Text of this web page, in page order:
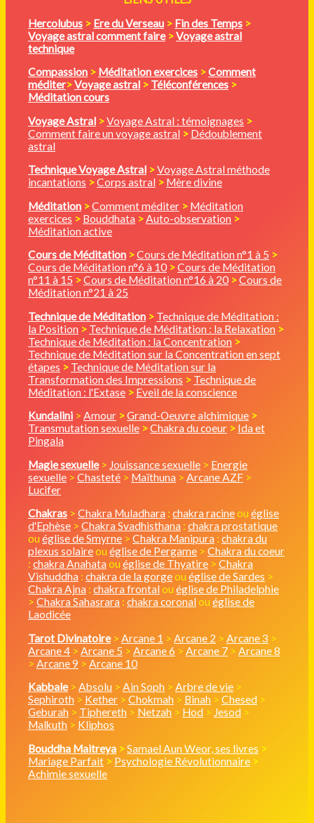
Hercolubus > Ere du Verseau > Fin des Temps >
Voyage astral comment faire >Voyage astral
technique
Compassion > Méditationexercices >Comment
méditer>Voyage astral > Téléconférences >
Méditation cours
Voyage Astral >Voyage Astral : témoignages >
Comment faire un voyage astral > Dédoublement
astral
Technique Voyage Astral >Voyage Astral méthode
incantations >Corps astral > Mère divine
Méditation >Comment méditer > Méditation
exercices > Bouddhata >Auto-observation >
Méditation active
Cours de Méditation >Cours de Méditation n°1 à 5 >
Cours de Méditation n°6 à 10 >Cours de Méditation
n°11 à 15 >Cours de Méditation n°16 à 20 >Cours de
Méditation n°21 à 25
Technique de Méditation > Technique de Méditation :
la Position > Technique de Méditation : la Relaxation >
Technique de Méditation : la Concentration >
Technique de Méditation sur la Concentration en sept
étapes > Technique de Méditation sur la
Transformation des Impressions > Technique de
Méditation : l'Extase > Eveil de la conscience
Kundalini > Amour >Grand-Oeuvre alchimique >
Transmutation sexuelle >Chakra du coeur > Ida et
Pingala
Magie sexuelle> Jouissance sexuelle > Energie
sexuelle > Chasteté > Maïthuna > Arcane AZF >
Lucifer
Chakras > Chakra Muladhara : chakra racineou église
d'Ephèse > Chakra Svadhisthana : chakra prostatique
ou église de Smyrne > Chakra Manipura : chakra du
plexus solaireou église de Pergame > Chakra du coeur
: chakra Anahata ou église de Thyatire > Chakra
Vishuddha : chakra de la gorge ou église de Sardes >
Chakra Ajna : chakra frontal ou église de Philadelphie
> Chakra Sahasrara : chakra coronal ou église de
Laodicée
Tarot Divinatoire > Arcane 1 > Arcane 2 > Arcane 3 >
Arcane 4 > Arcane 5 > Arcane 6 > Arcane 7 > Arcane 8
> Arcane 9 > Arcane 10
Kabbale> Absolu > Ain Soph > Arbre de vie >
Sephiroth > Kether > Chokmah > Binah > Chesed >
Geburah > Tiphereth > Netzah > Hod > Jesod >
Malkuth > Kliphos
Bouddha Maitreya >Samael Aun Weor, ses livres >
Mariage Parfait > Psychologie Révolutionnaire >
Achimie sexuelle